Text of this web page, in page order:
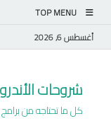
TOP MENU
أغسطس 6, 2026
شروحات
كل ما تحتاجه من